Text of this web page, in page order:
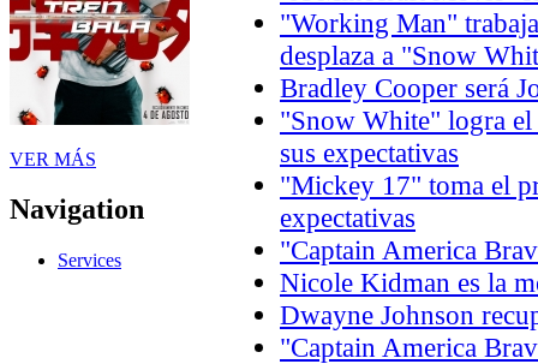
VER MÁS
Navigation
Services
"Working Man"
desplaza a "Snow
Bradley Cooper será
"Snow White" logra
sus expectativas
"Mickey 17" toma el
expectativas
"Captain America
Nicole Kidman es la
Dwayne Johnson
"Captain America